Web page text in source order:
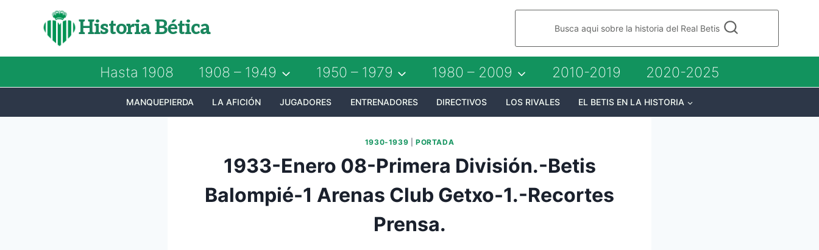
Historia Bética Busca aqui sobre la historia del Real Betis
Hasta 1908 1908 – 1949 1950 – 1979 1980 – 2009 2010-2019 2020-2025
MANQUEPIERDA LA AFICIÓN JUGADORES ENTRENADORES DIRECTIVOS LOS RIVALES EL BETIS EN LA HISTORIA
1930-1939 PORTADA
1933-Enero 08-Primera División.-Betis
Balompié-1 Arenas Club Getxo-1.-Recortes
Prensa.